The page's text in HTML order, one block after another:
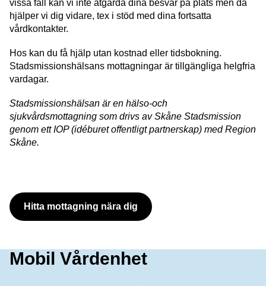
vissa fall kan vi inte åtgärda dina besvär på plats men då
hjälper vi dig vidare, tex i stöd med dina fortsatta
vårdkontakter.
Hos kan du få hjälp utan kostnad eller tidsbokning.
Stadsmissionshälsans mottagningar är tillgängliga helgfria
vardagar.
Stadsmissionshälsan är en hälso-och
sjukvårdsmottagning som drivs av Skåne Stadsmission
genom ett IOP (idéburet offentligt partnerskap) med Region
Skåne.
Hitta mottagning nära dig
Mobil Vårdenhet